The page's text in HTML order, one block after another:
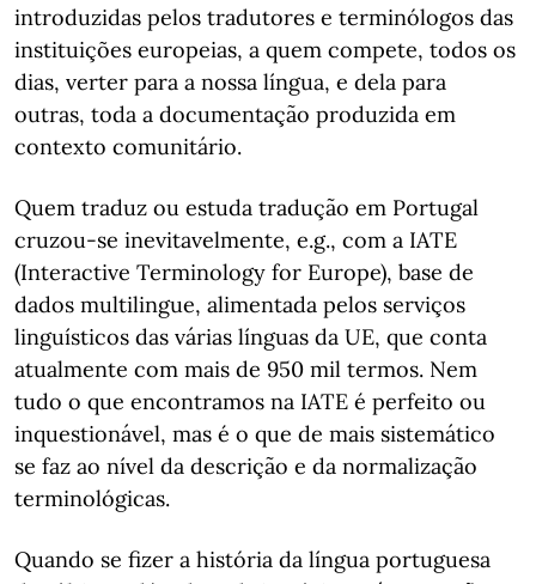
introduzidas pelos tradutores e terminólogos das
instituições europeias, a quem compete, todos os
dias, verter para a nossa língua, e dela para
outras, toda a documentação produzida em
contexto comunitário.
Quem traduz ou estuda tradução em Portugal
cruzou-se inevitavelmente, e.g., com a IATE
(Interactive Terminology for Europe), base de
dados multilingue, alimentada pelos serviços
linguísticos das várias línguas da UE, que conta
atualmente com mais de 950 mil termos. Nem
tudo o que encontramos na IATE é perfeito ou
inquestionável, mas é o que de mais sistemático
se faz ao nível da descrição e da normalização
terminológicas.
Quando se fizer a história da língua portuguesa